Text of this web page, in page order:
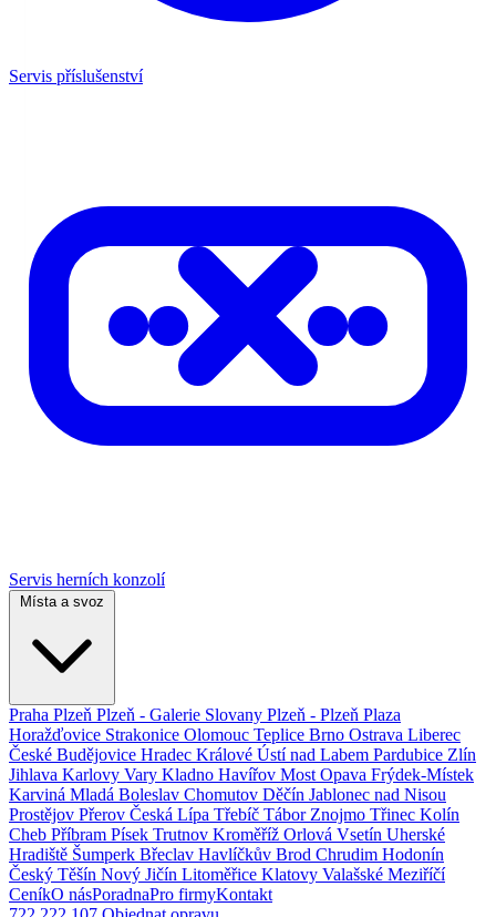
Servis příslušenství
Servis herních konzolí
Místa a svoz
Praha Plzeň Plzeň - Galerie Slovany Plzeň - Plzeň Plaza
Horažďovice Strakonice Olomouc Teplice Brno Ostrava Liberec
České Budějovice Hradec Králové Ústí nad Labem Pardubice Zlín
Jihlava Karlovy Vary Kladno Havířov Most Opava Frýdek-Místek
Karviná Mladá Boleslav Chomutov Děčín Jablonec nad Nisou
Prostějov Přerov Česká Lípa Třebíč Tábor Znojmo Třinec Kolín
Cheb Příbram Písek Trutnov Kroměříž Orlová Vsetín Uherské
Hradiště Šumperk Břeclav Havlíčkův Brod Chrudim Hodonín
Český Těšín Nový Jičín Litoměřice Klatovy Valašské Meziříčí
CeníkO násPoradnaPro firmyKontakt